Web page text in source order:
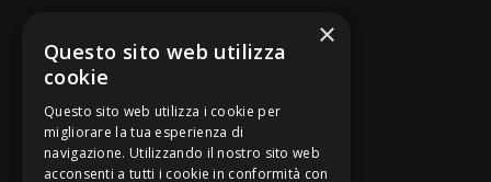
Be Bankers è ideato da
×
Questo sito web utilizza
cookie
Questo sito web utilizza i cookie per
migliorare la tua esperienza di
navigazione. Utilizzando il nostro sito web
acconsenti a tutti i cookie in conformità con